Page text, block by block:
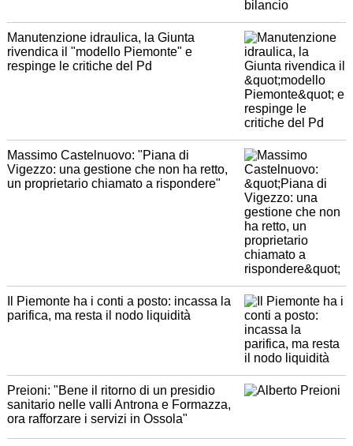
Manutenzione idraulica, la Giunta
rivendica il "modello Piemonte" e
respinge le critiche del Pd
Massimo Castelnuovo: "Piana di
Vigezzo: una gestione che non ha retto,
un proprietario chiamato a rispondere"
Il Piemonte ha i conti a posto: incassa la
parifica, ma resta il nodo liquidità
Preioni: "Bene il ritorno di un presidio
sanitario nelle valli Antrona e Formazza,
ora rafforzare i servizi in Ossola"